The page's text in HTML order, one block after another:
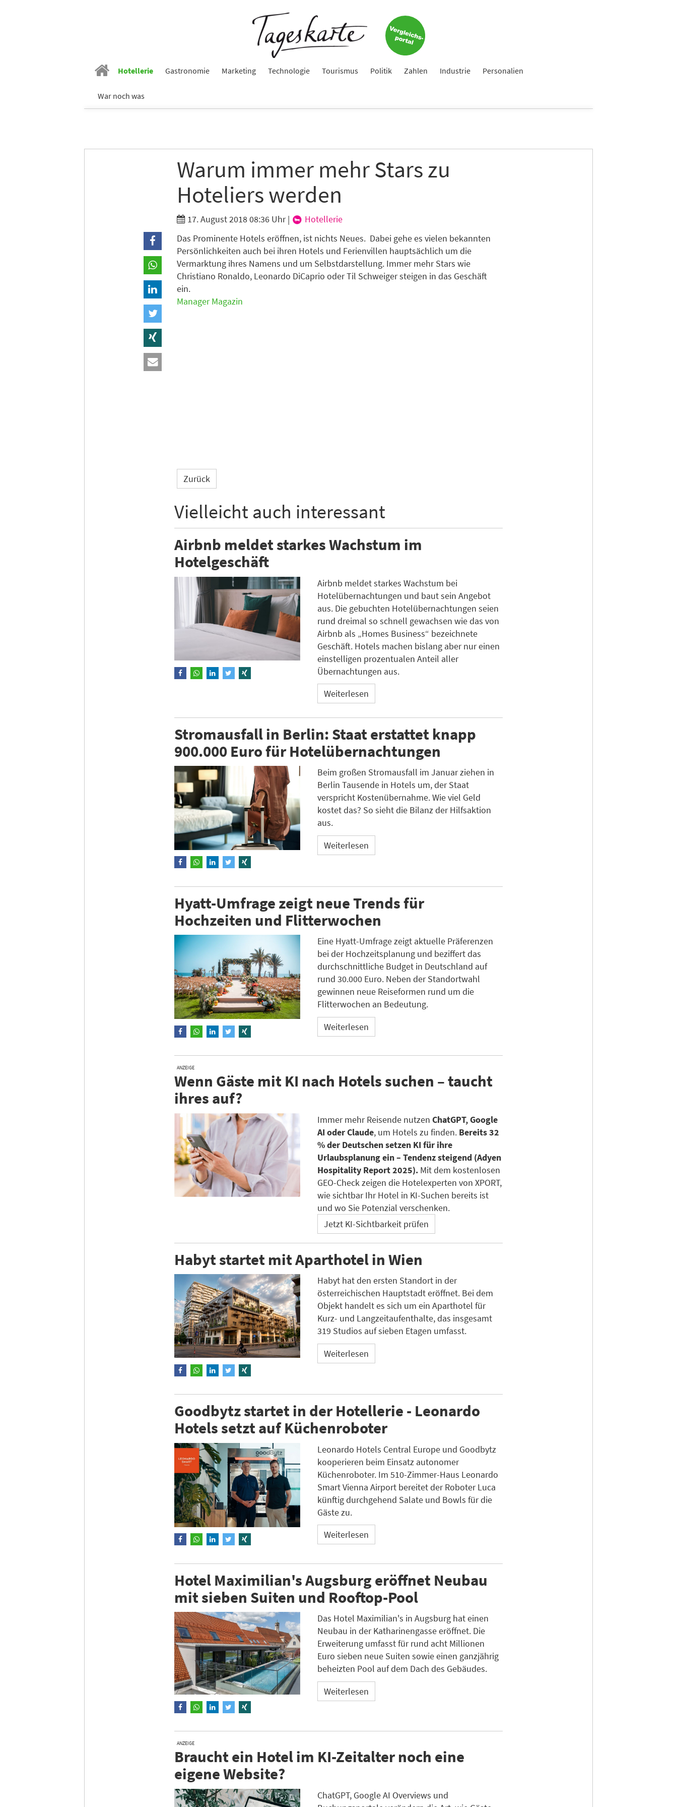
Hotellerie Gastronomie Marketing Technologie Tourismus Politik Zahlen Industrie Personalien
War noch was
Warum immer mehr Stars zu
Hoteliers werden
17. August 2018 08:36 Uhr|
Hotellerie
Das Prominente Hotels eröffnen, ist nichts Neues. Dabei gehe es vielen bekannten
Persönlichkeiten auch bei ihren Hotels und Ferienvillen hauptsächlich um die
Vermarktung ihres Namens und um Selbstdarstellung. Immer mehr Stars wie
Christiano Ronaldo, Leonardo DiCaprio oder Til Schweiger steigen in das Geschäft
ein.
Manager Magazin
Zurück
Vielleicht auch interessant
Airbnb meldet starkes Wachstum im
Hotelgeschäft
Airbnb meldet starkes Wachstum bei
Hotelübernachtungen und baut sein Angebot
aus. Die gebuchten Hotelübernachtungen seien
rund dreimal so schnell gewachsen wie das von
Airbnb als „Homes Business“ bezeichnete
Geschäft. Hotels machen bislang aber nur einen
einstelligen prozentualen Anteil aller
Übernachtungen aus.
Weiterlesen
Stromausfall in Berlin: Staat erstattet knapp
900.000 Euro für Hotelübernachtungen
Beim großen Stromausfall im Januar ziehen in
Berlin Tausende in Hotels um, der Staat
verspricht Kostenübernahme. Wie viel Geld
kostet das? So sieht die Bilanz der Hilfsaktion
aus.
Weiterlesen
Hyatt-Umfrage zeigt neue Trends für
Hochzeiten und Flitterwochen
Eine Hyatt-Umfrage zeigt aktuelle Präferenzen
bei der Hochzeitsplanung und beziffert das
durchschnittliche Budget in Deutschland auf
rund 30.000 Euro. Neben der Standortwahl
gewinnen neue Reiseformen rund um die
Flitterwochen an Bedeutung.
Weiterlesen
ANZEIGE
Wenn Gäste mit KI nach Hotels suchen – taucht
ihres auf?
Immer mehr Reisende nutzenChatGPT, Google
AI oder Claude, um Hotels zu finden. Bereits 32
% der Deutschen setzen KI für ihre
Urlaubsplanung ein – Tendenz steigend (Adyen
Hospitality Report 2025). Mit dem kostenlosen
GEO-Check zeigen die Hotelexperten von XPORT,
wie sichtbar Ihr Hotel in KI-Suchen bereits ist
und wo Sie Potenzial verschenken.
Jetzt KI-Sichtbarkeit prüfen
Habyt startet mit Aparthotel in Wien
Habyt hat den ersten Standort in der
österreichischen Hauptstadt eröffnet. Bei dem
Objekt handelt es sich um ein Aparthotel für
Kurz- und Langzeitaufenthalte, das insgesamt
319 Studios auf sieben Etagen umfasst.
Weiterlesen
Goodbytz startet in der Hotellerie - Leonardo
Hotels setzt auf Küchenroboter
Leonardo Hotels Central Europe und Goodbytz
kooperieren beim Einsatz autonomer
Küchenroboter. Im 510-Zimmer-Haus Leonardo
Smart Vienna Airport bereitet der Roboter Luca
künftig durchgehend Salate und Bowls für die
Gäste zu.
Weiterlesen
Hotel Maximilian's Augsburg eröffnet Neubau
mit sieben Suiten und Rooftop-Pool
Das Hotel Maximilian's in Augsburg hat einen
Neubau in der Katharinengasse eröffnet. Die
Erweiterung umfasst für rund acht Millionen
Euro sieben neue Suiten sowie einen ganzjährig
beheizten Pool auf dem Dach des Gebäudes.
Weiterlesen
ANZEIGE
Braucht ein Hotel im KI-Zeitalter noch eine
eigene Website?
ChatGPT, Google AI Overviews und